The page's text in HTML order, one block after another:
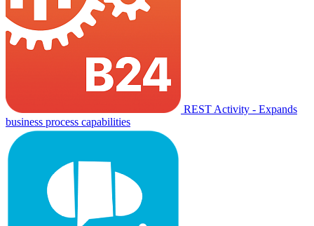
REST Activity - Expands
business process capabilities